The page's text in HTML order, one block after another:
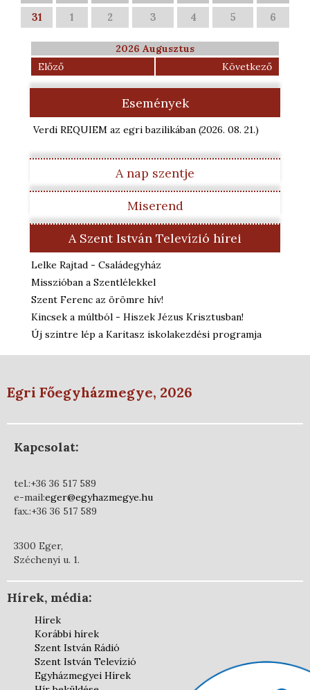
31
1 2 3 4 5 6
2026 Augusztus
Előző
Következő
Események
Verdi REQUIEM az egri bazilikában (2026. 08. 21.)
A nap szentje
Miserend
A Szent István Televízió hírei
Lelke Rajtad - Családegyház
Misszióban a Szentlélekkel
Szent Ferenc az örömre hív!
Kincsek a múltból - Hiszek Jézus Krisztusban!
Új szintre lép a Karitasz iskolakezdési programja
Egri Főegyházmegye, 2026
Kapcsolat:
tel.:+36 36 517 589
e-mail:eger@egyhazmegye.hu
fax.:+36 36 517 589
3300 Eger,
Széchenyi u. 1.
Hírek, média:
Hírek
Korábbi hírek
Szent István Rádió
Szent István Televízió
Egyházmegyei Hírek